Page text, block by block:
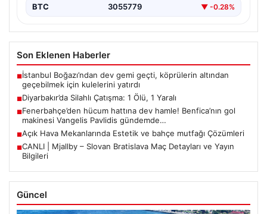
BTC 3055779 ▼ -0.28%
Son Eklenen Haberler
■İstanbul Boğazı’ndan dev gemi geçti, köprülerin altından
geçebilmek için kulelerini yatırdı
■Diyarbakır’da Silahlı Çatışma: 1 Ölü, 1 Yaralı
■Fenerbahçe’den hücum hattına dev hamle! Benfica’nın gol
makinesi Vangelis Pavlidis gündemde…
■Açık Hava Mekanlarında Estetik ve bahçe mutfağı Çözümleri
■CANLI | Mjallby – Slovan Bratislava Maç Detayları ve Yayın
Bilgileri
Güncel